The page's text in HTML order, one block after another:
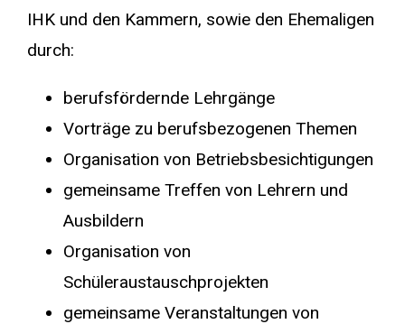
IHK und den Kammern, sowie den Ehemaligen
durch:
berufsfördernde Lehrgänge
Vorträge zu berufsbezogenen Themen
Organisation von Betriebsbesichtigungen
gemeinsame Treffen von Lehrern und
Ausbildern
Organisation von
Schüleraustauschprojekten
gemeinsame Veranstaltungen von